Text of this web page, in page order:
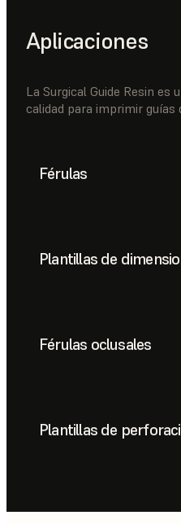
Aplicaciones
La Surgical Guide Resin es
calidad para imprimir
Férulas
Plantillas de
Férulas oclusales
Plantillas de